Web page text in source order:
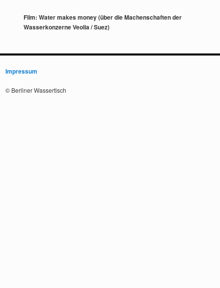
Film: Water makes money (über die Machenschaften der
Wasserkonzerne Veolia / Suez)
Impressum
© Berliner Wassertisch